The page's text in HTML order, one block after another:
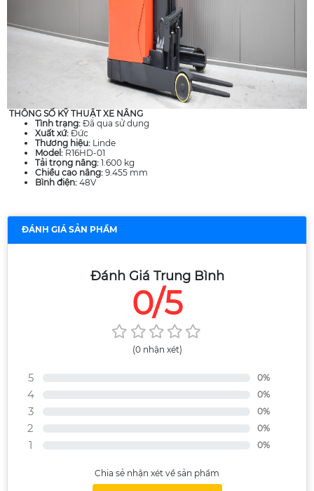
THÔNG SỐ KỸ THUẬT XE NÂNG
Tình trạng: Đã qua sử dụng
Xuất xứ: Đức
Thương hiệu: Linde
Model: R16HD-01
Tải trọng nâng: 1.600 kg
Chiều cao nâng: 9.455 mm
Bình điện: 48V
ĐÁNH GIÁ SẢN PHẨM
Đánh Giá Trung Bình
0/5
(0 nhận xét)
5 0%
4 0%
3 0%
2 0%
1 0%
Chia sẻ nhận xét về sản phẩm